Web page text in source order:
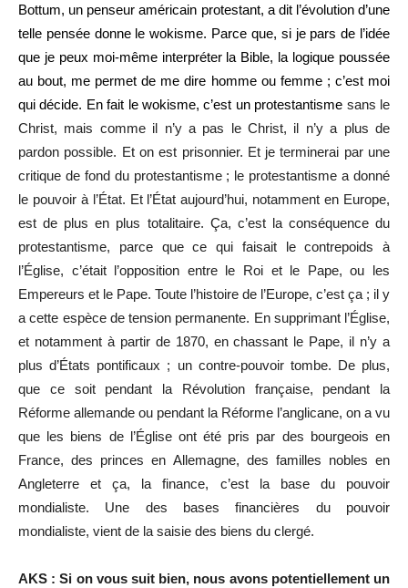
Bottum, un penseur américain protestant, a dit l’évolution d’une
telle pensée donne le wokisme. Parce que, si je pars de l’idée
que je peux moi-même interpréter la Bible, la logique poussée
au bout, me permet de me dire homme ou femme ; c’est moi
qui décide. En fait le wokisme, c’est un protestantisme sans le
Christ, mais comme il n’y a pas le Christ, il n’y a plus de
pardon possible. Et on est prisonnier. Et je terminerai par une
critique de fond du protestantisme ; le protestantisme a donné
le pouvoir à l’État. Et l’État aujourd’hui, notamment en Europe,
est de plus en plus totalitaire. Ça, c’est la conséquence du
protestantisme, parce que ce qui faisait le contrepoids à
l’Église, c’était l’opposition entre le Roi et le Pape, ou les
Empereurs et le Pape. Toute l’histoire de l’Europe, c’est ça ; il y
a cette espèce de tension permanente. En supprimant l’Église,
et notamment à partir de 1870, en chassant le Pape, il n’y a
plus d’États pontificaux ; un contre-pouvoir tombe. De plus,
que ce soit pendant la Révolution française, pendant la
Réforme allemande ou pendant la Réforme l’anglicane, on a vu
que les biens de l’Église ont été pris par des bourgeois en
France, des princes en Allemagne, des familles nobles en
Angleterre et ça, la finance, c’est la base du pouvoir
mondialiste. Une des bases financières du pouvoir
mondialiste, vient de la saisie des biens du clergé.
AKS : Si on vous suit bien, nous avons potentiellement un